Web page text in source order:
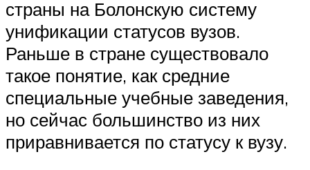
страны на Болонскую систему
унификации статусов вузов.
Раньше в стране существовало
такое понятие, как средние
специальные учебные заведения,
но сейчас большинство из них
приравнивается по статусу к вузу.